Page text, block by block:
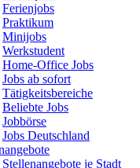
Ferienjobs
Praktikum
Minijobs
Werkstudent
Home-Office Jobs
Jobs ab sofort
Tätigkeitsbereiche
Beliebte Jobs
Jobbörse
Jobs Deutschland
Stellenangebote je Stadt